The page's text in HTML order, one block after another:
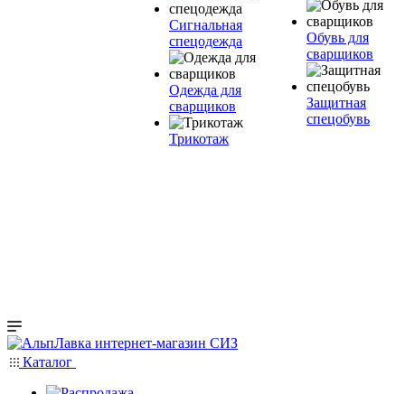
Сигнальная
спецодежда
Одежда для
сварщиков
Трикотаж
Обувь для
сварщиков
Защитная
спецобувь
Каталог